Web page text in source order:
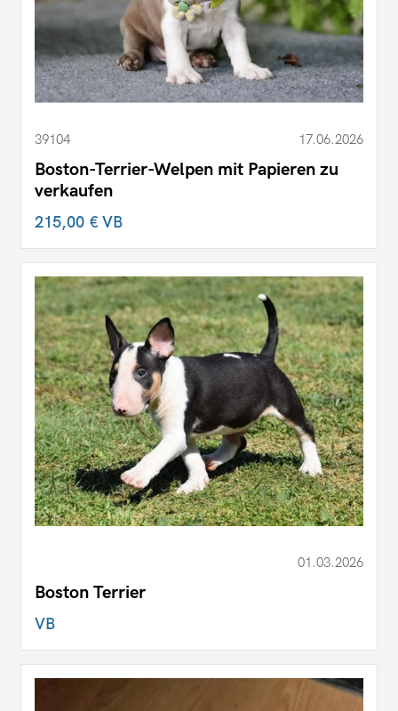
39104 17.06.2026
Boston-Terrier-Welpen mit Papieren zu
verkaufen
215,00 €VB
01.03.2026
Boston Terrier
VB